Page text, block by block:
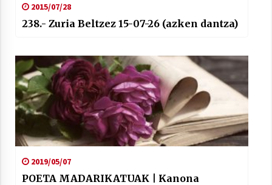
2015/07/28
238.- Zuria Beltzez 15-07-26 (azken dantza)
2019/05/07
POETA MADARIKATUAK | Kanona